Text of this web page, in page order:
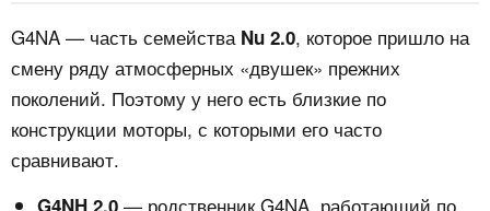
G4NA — часть семейства Nu 2.0, которое пришло на
смену ряду атмосферных «двушек» прежних
поколений. Поэтому у него есть близкие по
конструкции моторы, с которыми его часто
сравнивают.
— родственник G4NA, работающий по